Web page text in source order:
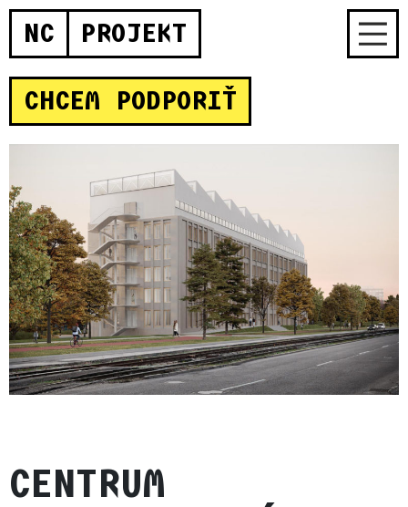
NC PROJEKT
CHCEM PODPORIŤ
CENTRUM